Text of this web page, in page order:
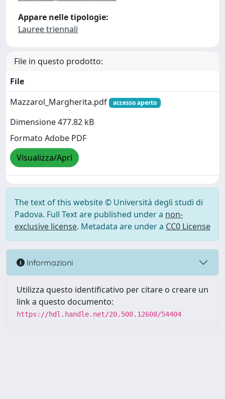
Appare nelle tipologie:
Lauree triennali
File in questo prodotto:
File
Mazzarol_Margherita.pdf
accesso aperto
Dimensione 477.82 kB
Formato Adobe PDF
Visualizza/Apri
The text of this website © Università degli studi di
Padova. Full Text are published under a non-
exclusive license. Metadata are under a CC0 License
Informazioni
Utilizza questo identificativo per citare o creare un
link a questo documento:
https://hdl.handle.net/20.500.12608/54404